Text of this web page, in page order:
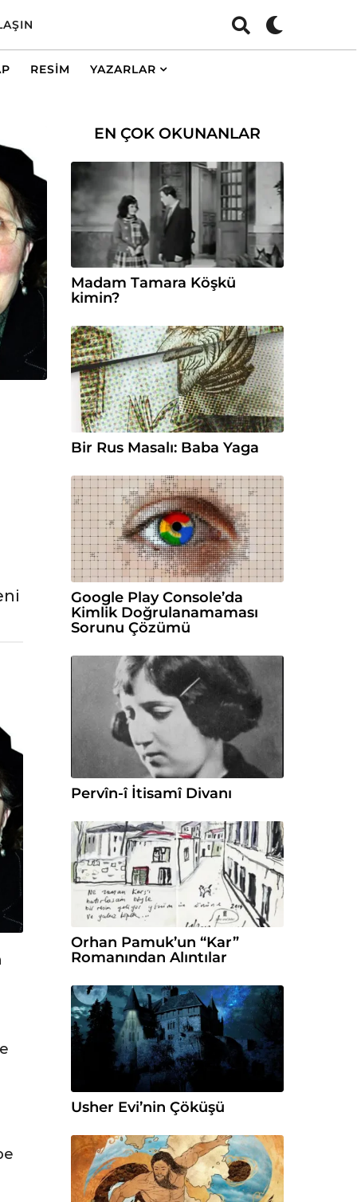
RESIM YAZARLAR
EN ÇOK OKUNANLAR
Madam Tamara Köşkü
kimin?
Bir Rus Masalı: Baba Yaga
Google Play Console’da
Kimlik Doğrulanamaması
Sorunu Çözümü
Pervîn-î İtisamî Divanı
Orhan Pamuk’un “Kar”
Romanından Alıntılar
Usher Evi’nin Çöküşü